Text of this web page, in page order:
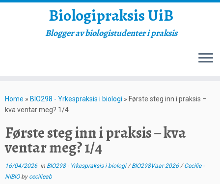
to
content
Biologipraksis UiB
Blogger av biologistudenter i praksis
Home » BIO298 - Yrkespraksis i biologi » Første steg inn i praksis –
kva ventar meg? 1/4
Første steg inn i praksis – kva
ventar meg? 1/4
16/04/2026 in BIO298 - Yrkespraksis i biologi/BIO298Vaar-2026 /Cecilie -
NIBIO by cecilieab